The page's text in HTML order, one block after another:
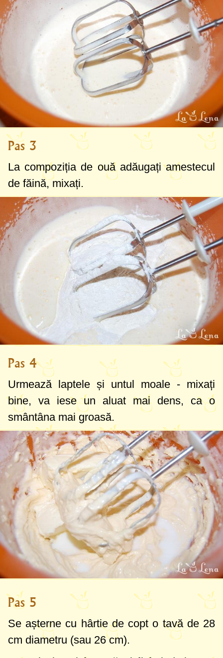
Pas 3
La compoziția de ouă adăugați amestecul
de făină, mixați.
Pas 4
Urmează laptele și untul moale - mixați
bine, va iese un aluat mai dens, ca o
smântâna mai groasă.
Pas 5
Se așterne cu hârtie de copt o tavă de 28
cm diametru (sau 26 cm).